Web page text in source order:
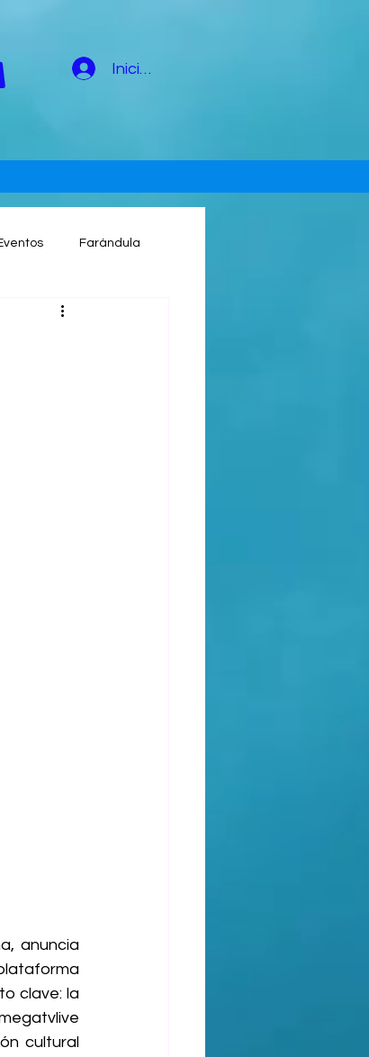
Iniciar sesión
Farándula
anuncia
clave: la
cultural